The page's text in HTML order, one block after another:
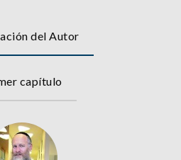
del Autor
capítulo